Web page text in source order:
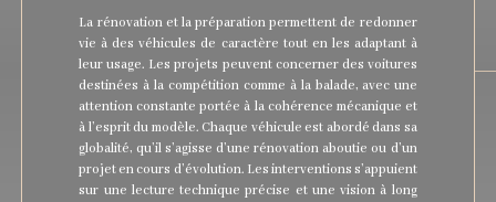
La rénovation et la préparation permettent de redonner
vie à des véhicules de caractère tout en les adaptant à
leur usage. Les projets peuvent concerner des voitures
destinées à la compétition comme à la balade, avec une
attention constante portée à la cohérence mécanique et
à l’esprit du modèle. Chaque véhicule est abordé dans sa
globalité, qu’il s’agisse d’une rénovation aboutie ou d’un
projet en cours d’évolution. Les interventions s’appuient
sur une lecture technique précise et une vision à long